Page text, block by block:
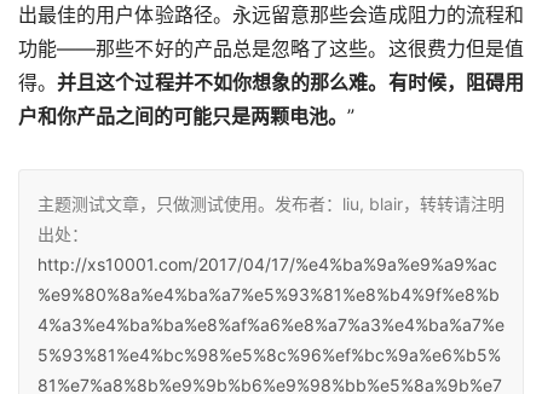
出最佳的用户体验路径。永远留意那些会造成阻力的流程和
功能——那些不好的产品总是忽略了这些。这很费力但是值
得。并且这个过程并不如你想象的那么难。有时候，阻碍用
户和你产品之间的可能只是两颗电池。 ”
主题测试文章，只做测试使用。发布者：liu, blair，转转请注明
出处：
http://xs10001.com/2017/04/17/%e4%ba%9a%e9%a9%ac
%e9%80%8a%e4%ba%a7%e5%93%81%e8%b4%9f%e8%b
4%a3%e4%ba%ba%e8%af%a6%e8%a7%a3%e4%ba%a7%e
5%93%81%e4%bc%98%e5%8c%96%ef%bc%9a%e6%b5%
81%e7%a8%8b%e9%9b%b6%e9%98%bb%e5%8a%9b%e7